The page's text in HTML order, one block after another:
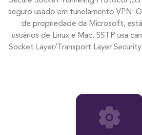
seguro usado em tunelamento VPN.
de propriedade da Microsoft,
usuários de Linux e Mac. SSTP usa
Socket Layer/Transport Layer